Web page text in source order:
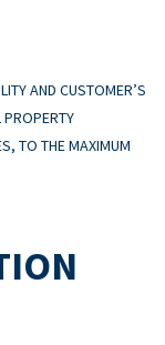
AND CUSTOMER’S
PROPERTY
TO THE MAXIMUM